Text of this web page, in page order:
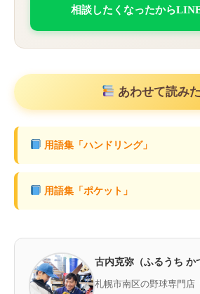
相談したくなったから
あわせて読み
用語集「ハンドリング」
用語集「ポケット」
古内克弥（ふるうち か
札幌市南区の野球専門店